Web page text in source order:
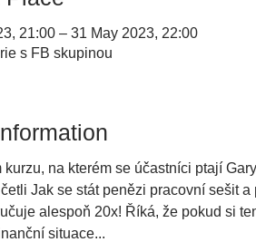
21:00 – 31 May 2023, 22:00
s FB skupinou
kurzu, na kterém se účastníci ptají
Jak se stát penězi pracovní sešit a
alespoň 20x! Říká, že pokud si
situace...